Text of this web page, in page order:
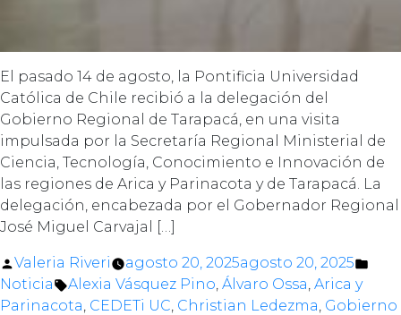
El pasado 14 de agosto, la Pontificia Universidad
Católica de Chile recibió a la delegación del
Gobierno Regional de Tarapacá, en una visita
impulsada por la Secretaría Regional Ministerial de
Ciencia, Tecnología, Conocimiento e Innovación de
las regiones de Arica y Parinacota y de Tarapacá. La
delegación, encabezada por el Gobernador Regional
José Miguel Carvajal […]
Posted
by
Valeria Riveri agosto 20, 2025agosto 20, 2025
Noticia Tags:
Alexia Vásquez Pino, Álvaro Ossa, Arica y
Parinacota, CEDETi UC, Christian Ledezma, Gobierno